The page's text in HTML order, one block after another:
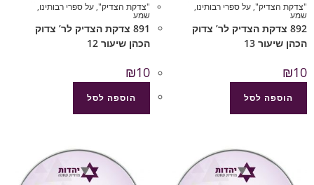
"צדקת הצדיק",על ספרי רבותינו,
שמע
892 צדקת הצדיק לר’ צדוק
הכהן שיעור 13
₪10
הוספה לסל
"צדקת הצדיק",על ספרי רבותינו,
שמע
891 צדקת הצדיק לר’ צדוק
הכהן שיעור 12
₪10
הוספה לסל